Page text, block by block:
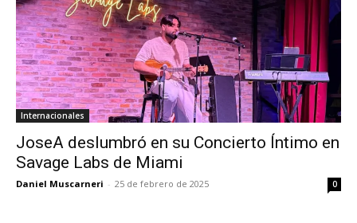
Internacionales
JoseA deslumbró en su Concierto Íntimo en
Savage Labs de Miami
Daniel Muscarneri - 25 de febrero de 2025 0